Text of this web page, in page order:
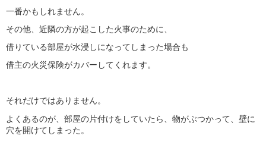
一番かもしれません。
その他、近隣の方が起こした火事のために、
借りている部屋が水浸しになってしまった場合も
借主の火災保険がカバーしてくれます。
それだけではありません。
よくあるのが、部屋の片付けをしていたら、物がぶつかって、壁に
穴を開けてしまった。